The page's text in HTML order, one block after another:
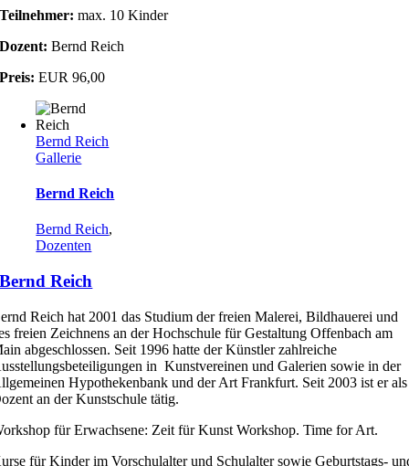
Teilnehmer: max. 10 Kinder
Dozent: Bernd Reich
Preis: EUR 96,00
Bernd Reich
Gallerie
Bernd Reich
Bernd Reich,
Dozenten
Bernd Reich
Reich hat 2001 das Studium der freien Malerei, Bildhauerei und
freien Zeichnens an der Hochschule für Gestaltung Offenbach am
abgeschlossen. Seit 1996 hatte der Künstler zahlreiche
in Kunstvereinen und Galerien sowie in der
Hypothekenbank und der Art Frankfurt. Seit 2003 ist er als
an der Kunstschule tätig.
für Erwachsene: Zeit für Kunst Workshop. Time for Art.
für Kinder im Vorschulalter und Schulalter sowie Geburtstags-